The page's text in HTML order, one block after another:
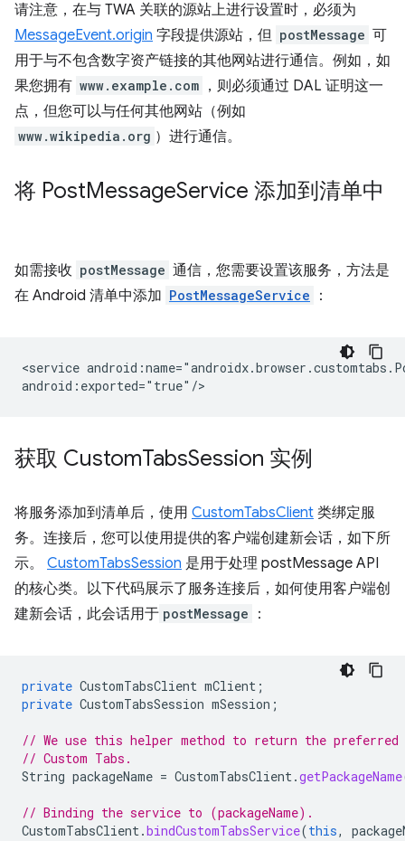
请注意，在与 TWA 关联的源站上进行设置时，必须为
MessageEvent.origin 字段提供源站，但 postMessage 可
用于与不包含数字资产链接的其他网站进行通信。例如，如
果您拥有 www.example.com ，则必须通过 DAL 证明这一
点，但您可以与任何其他网站（例如
www.wikipedia.org ）进行通信。
将 PostMessageService 添加到清单中
如需接收 postMessage 通信，您需要设置该服务，方法是
在 Android 清单中添加 PostMessageService ：
<service
获取 CustomTabsSession 实例
将服务添加到清单后，使用 CustomTabsClient 类绑定服
务。连接后，您可以使用提供的客户端创建新会话，如下所
示。 CustomTabsSession 是用于处理 postMessage API
的核心类。以下代码展示了服务连接后，如何使用客户端创
建新会话，此会话用于 postMessage ：
private CustomTabsClient mClient ;
private CustomTabsSession mSession ;
// We use this helper method to return the preferred
// Custom Tabs.
String packageName = CustomTabsClient.getPackageName
// Binding the service to (packageName).
CustomTabsClient.bindCustomTabsService(this,